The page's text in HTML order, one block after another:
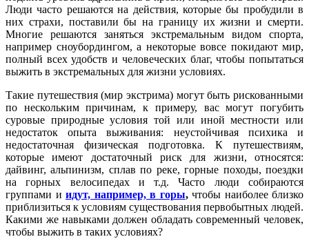
Люди часто решаются на действия, которые бы пробудили в
них страхи, поставили бы на границу их жизни и смерти.
Многие решаются заняться экстремальным видом спорта,
например сноубордингом, а некоторые вовсе покидают мир,
полный всех удобств и человеческих благ, чтобы попытаться
выжить в экстремальных для жизни условиях.
Такие путешествия (мир экстрима) могут быть рискованными
по нескольким причинам, к примеру, вас могут погубить
суровые природные условия той или иной местности или
недостаток опыта выживания: неустойчивая психика и
недостаточная физическая подготовка. К путешествиям,
которые имеют достаточный риск для жизни, относятся:
дайвинг, альпинизм, сплав по реке, горные походы, поездки
на горных велосипедах и т.д. Часто люди собираются
группами и идут, например, в горы,чтобы наиболее близко
приблизиться к условиям существования первобытных людей.
Какими же навыками должен обладать современный человек,
чтобы выжить в таких условиях?